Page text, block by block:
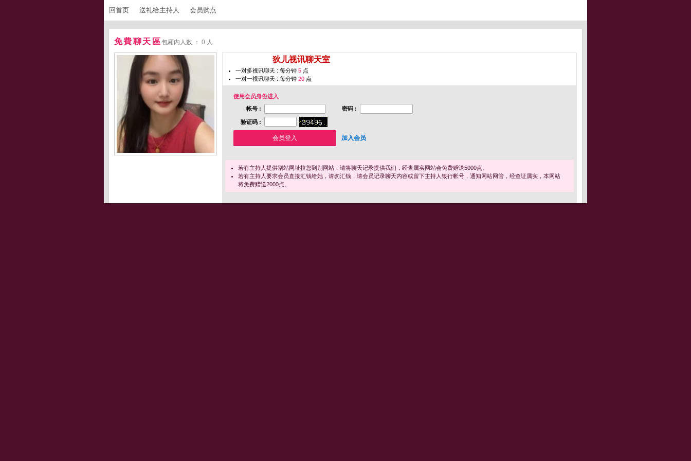
回首页 送礼给主持人 会员购点
免費聊天區包厢内人数 ： 0 人
狄儿视讯聊天室
一对多视讯聊天 : 每分钟 5 点
一对一视讯聊天 : 每分钟 20 点
使用会员身份进入
帐号 :
密码 :
验证码 :
加入会员
若有主持人提供别站网址拉您到别网站，请将聊天记录提供我们，经查属实网站会免费赠送5000点。
若有主持人要求会员直接汇钱给她，请勿汇钱，请会员记录聊天内容或留下主持人银行帐号，通知网站网管，经查证属实，本网站
将免费赠送2000点。